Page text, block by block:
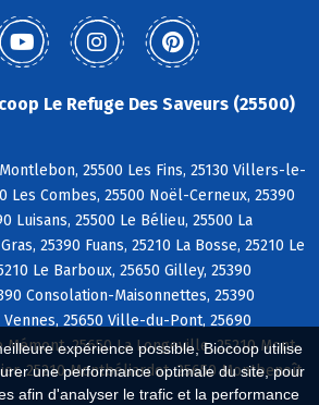
expérience possible, Biocoop utilise
une performance optimale du site, pour
afin d'analyser le trafic et la performance
Le Refuge Des Saveurs (25500)
25500 Les Fins, 25130 Villers-le-
Les Combes, 25500 Noël-Cerneux, 25390
Luisans, 25500 Le Bélieu, 25500 La
25390 Fuans, 25210 La Bosse, 25210 Le
Le Barboux, 25650 Gilley, 25390
Consolation-Maisonnettes, 25390
Vennes, 25650 Ville-du-Pont, 25690
Mémont, 25650 La Longeville, 25210 Mont-
25210 Montbéliardot, 25650 Montbenoît